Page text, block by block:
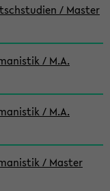
/ Master
/ M.A.
/ M.A.
/ Master